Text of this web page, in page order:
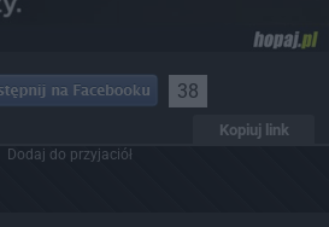
38
Kopiuj link
Dodaj do przyjaciół